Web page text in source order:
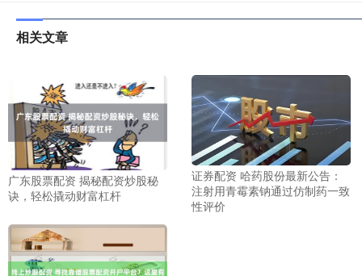
相关文章
广东股票配资 揭秘配资炒股秘
诀，轻松撬动财富杠杆
证券配资 哈药股份最新公告：
注射用青霉素钠通过仿制药一致
性评价